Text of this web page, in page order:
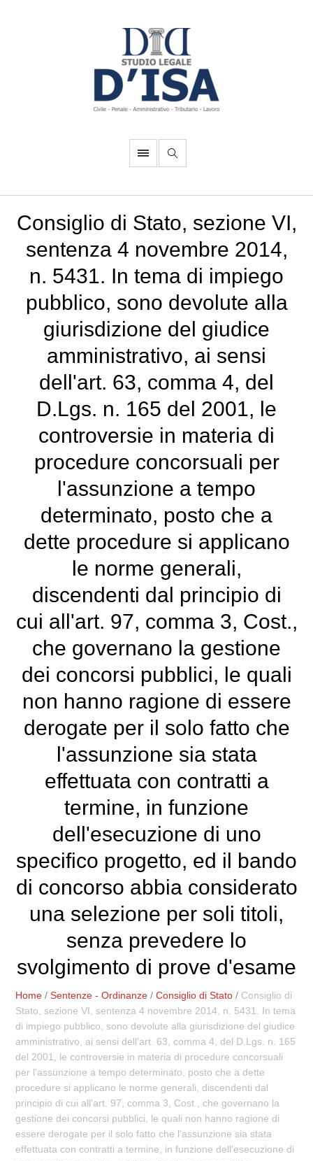
Consiglio di Stato, sezione VI,
sentenza 4 novembre 2014,
n. 5431. In tema di impiego
pubblico, sono devolute alla
giurisdizione del giudice
amministrativo, ai sensi
dell'art. 63, comma 4, del
D.Lgs. n. 165 del 2001, le
controversie in materia di
procedure concorsuali per
l'assunzione a tempo
determinato, posto che a
dette procedure si applicano
le norme generali,
discendenti dal principio di
cui all'art. 97, comma 3, Cost.,
che governano la gestione
dei concorsi pubblici, le quali
non hanno ragione di essere
derogate per il solo fatto che
l'assunzione sia stata
effettuata con contratti a
termine, in funzione
dell'esecuzione di uno
specifico progetto, ed il bando
di concorso abbia considerato
una selezione per soli titoli,
senza prevedere lo
svolgimento di prove d'esame
Home /Sentenze - Ordinanze /Consiglio di Stato / Consiglio di
Stato, sezione VI, sentenza 4 novembre 2014, n. 5431. In tema
di impiego pubblico, sono devolute alla giurisdizione del giudice
amministrativo, ai sensi dell'art. 63, comma 4, del D.Lgs. n. 165
del 2001, le controversie in materia di procedure concorsuali
per l'assunzione a tempo determinato, posto che a dette
procedure si applicano le norme generali, discendenti dal
principio di cui all'art. 97, comma 3, Cost., che governano la
gestione dei concorsi pubblici, le quali non hanno ragione di
essere derogate per il solo fatto che l'assunzione sia stata
effettuata con contratti a termine, in funzione dell'esecuzione di